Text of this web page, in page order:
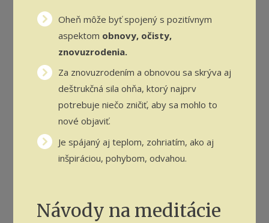
Oheň môže byť spojený s pozitívnym
aspektom obnovy, očisty,
znovuzrodenia.
Za znovuzrodením a obnovou sa skrýva aj
deštrukčná sila ohňa, ktorý najprv
potrebuje niečo zničiť, aby sa mohlo to
nové objaviť.
Je spájaný aj teplom, zohriatím, ako aj
inšpiráciou, pohybom, odvahou.
Návody na meditácie